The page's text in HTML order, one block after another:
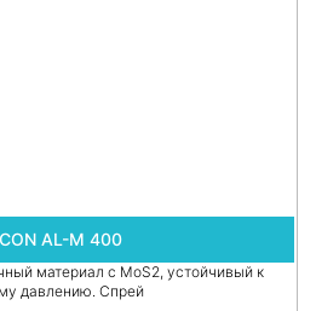
AL-M 400
материал с MoS2, устойчивый к
давлению. Спрей